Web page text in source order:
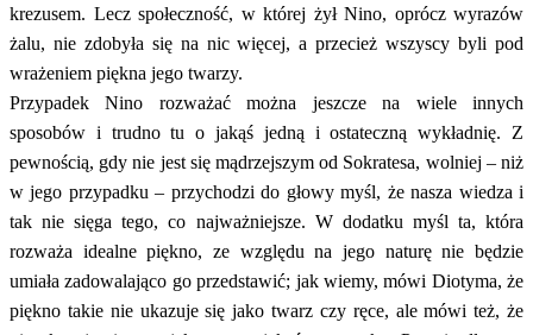
krezusem. Lecz społeczność, w której żył Nino, oprócz wyrazów
żalu, nie zdobyła się na nic więcej, a przecież wszyscy byli pod
wrażeniem piękna jego twarzy.
Przypadek Nino rozważać można jeszcze na wiele innych
sposobów i trudno tu o jakąś jedną i ostateczną wykładnię. Z
pewnością, gdy nie jest się mądrzejszym od Sokratesa, wolniej – niż
w jego przypadku – przychodzi do głowy myśl, że nasza wiedza i
tak nie sięga tego, co najważniejsze. W dodatku myśl ta, która
rozważa idealne piękno, ze względu na jego naturę nie będzie
umiała zadowalająco go przedstawić; jak wiemy, mówi Diotyma, że
piękno takie nie ukazuje się jako twarz czy ręce, ale mówi też, że